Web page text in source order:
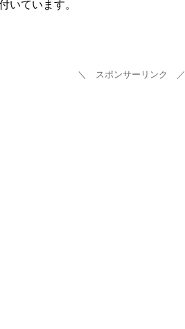
いています。
＼ スポンサーリンク ／